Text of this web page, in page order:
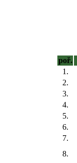
poř.
1.
2.
3.
4.
5.
6.
7.
8.